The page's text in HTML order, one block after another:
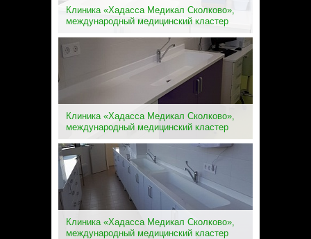
Клиника «Хадасса Медикал Сколково»,
международный медицинский кластер
Клиника «Хадасса Медикал Сколково»,
международный медицинский кластер
Клиника «Хадасса Медикал Сколково»,
международный медицинский кластер